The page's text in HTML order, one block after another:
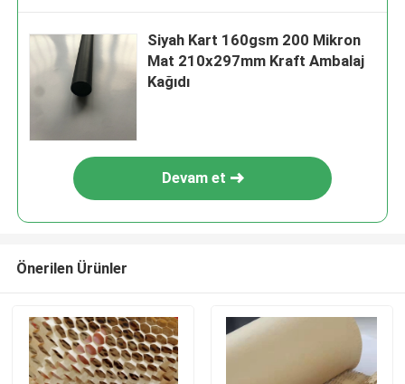
Siyah Kart 160gsm 200 Mikron
Mat 210x297mm Kraft Ambalaj
Kağıdı
Devam et
Önerilen Ürünler